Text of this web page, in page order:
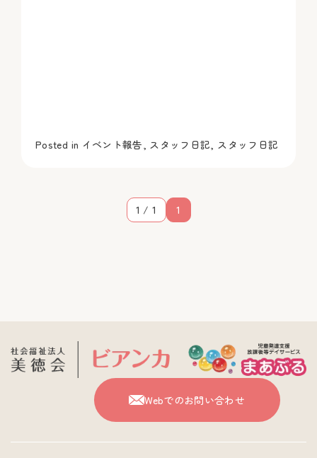
Posted in イベント報告, スタッフ日記, スタッフ日記
1 / 1 1
Webでのお問い合わせ